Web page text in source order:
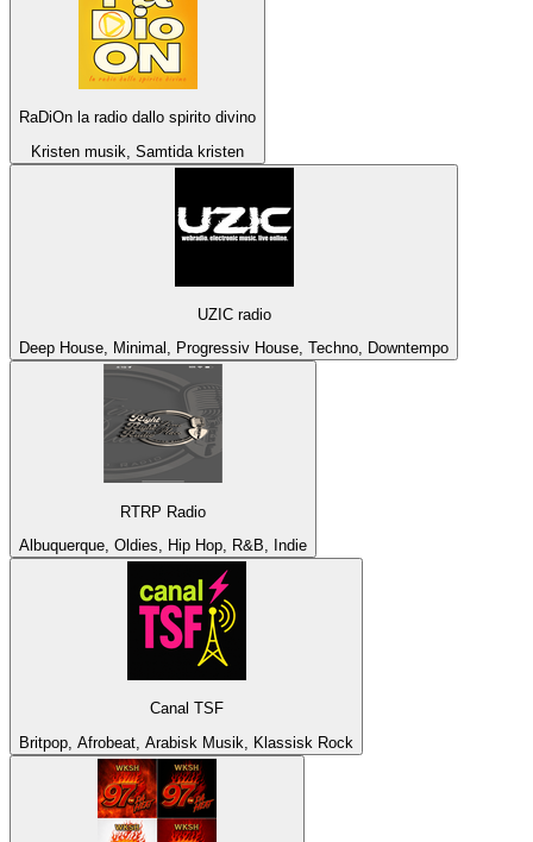
RaDiOn la radio dallo spirito divino
Kristen musik, Samtida kristen
UZIC radio
Deep House, Minimal, Progressiv House, Techno, Downtempo
RTRP Radio
Albuquerque, Oldies, Hip Hop, R&B, Indie
Canal TSF
Britpop, Afrobeat, Arabisk Musik, Klassisk Rock